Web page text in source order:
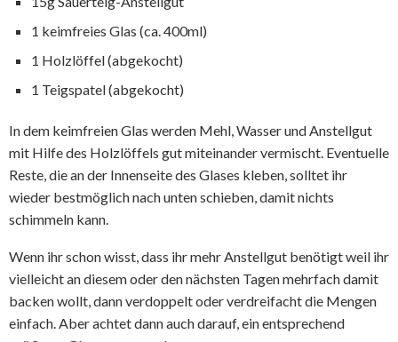
1 keimfreies Glas (ca. 400ml)
1 Holzlöffel (abgekocht)
1 Teigspatel (abgekocht)
In dem keimfreien Glas werden Mehl, Wasser und Anstellgut
mit Hilfe des Holzlöffels gut miteinander vermischt. Eventuelle
Reste, die an der Innenseite des Glases kleben, solltet ihr
wieder bestmöglich nach unten schieben, damit nichts
schimmeln kann.
Wenn ihr schon wisst, dass ihr mehr Anstellgut benötigt weil ihr
vielleicht an diesem oder den nächsten Tagen mehrfach damit
backen wollt, dann verdoppelt oder verdreifacht die Mengen
einfach. Aber achtet dann auch darauf, ein entsprechend